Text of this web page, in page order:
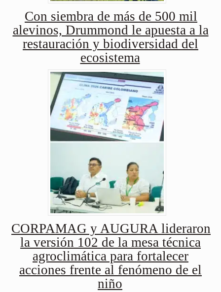
Con siembra de más de 500 mil
alevinos, Drummond le apuesta a la
restauración y biodiversidad del
ecosistema
CORPAMAG y AUGURA lideraron
la versión 102 de la mesa técnica
agroclimática para fortalecer
acciones frente al fenómeno de el
niño